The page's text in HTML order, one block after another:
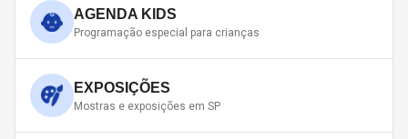
AGENDA KIDS
Programação especial para crianças
EXPOSIÇÕES
Mostras e exposições em SP